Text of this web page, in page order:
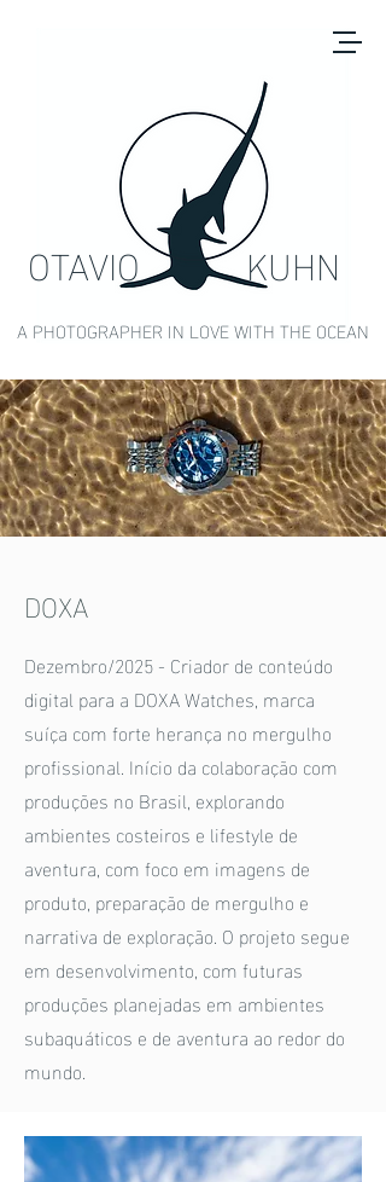
OTAVIO KUHN
A PHOTOGRAPHER IN LOVE WITH THE OCEAN
DOXA
Dezembro/2025 - Criador de conteúdo
digital para a DOXA Watches, marca
suíça com forte herança no mergulho
profissional. Início da colaboração com
produções no Brasil, explorando
ambientes costeiros e lifestyle de
aventura, com foco em imagens de
produto, preparação de mergulho e
narrativa de exploração. O projeto segue
em desenvolvimento, com futuras
produções planejadas em ambientes
subaquáticos e de aventura ao redor do
mundo.